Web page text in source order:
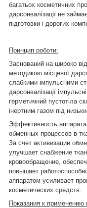
багатьох косметичних
дарсонвалізації не
підготовки і дорогих
Принцип роботи:
Заснований на широко
методикою місцевої
слабкими імпульсними
дарсонвалізації
герметичний пустотіла
інертним газом під
Эффективность
обменных процессов в
За счет активизации
улучшает снабжение
кровообращение,
повышает
аппаратом усиливает
косметических средств.
Показания к